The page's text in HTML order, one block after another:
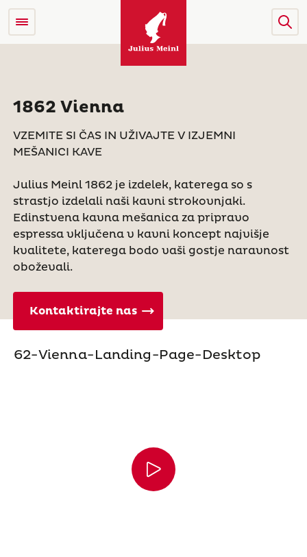
1862 Vienna
VZEMITE SI ČAS IN UŽIVAJTE V IZJEMNI
MEŠANICI KAVE
Julius Meinl 1862 je izdelek, katerega so s
strastjo izdelali naši kavni strokovnjaki.
Edinstvena kavna mešanica za pripravo
espressa vključena v kavni koncept najvišje
kvalitete, katerega bodo vaši gostje naravnost
oboževali.
Kontaktirajte nas